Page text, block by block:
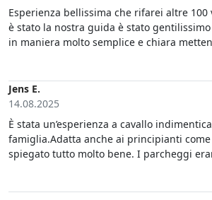
Esperienza bellissima che rifarei altre 100
è stato la nostra guida è stato
in maniera molto semplice e chiara
Jens E.
14.08.2025
È stata un’esperienza a cavallo
famiglia.Adatta anche ai principianti
spiegato tutto molto bene. I parcheggi
al recinto. I cavalli hanno fatto un’ottima
obbedito perfettamente. Il paesaggio era